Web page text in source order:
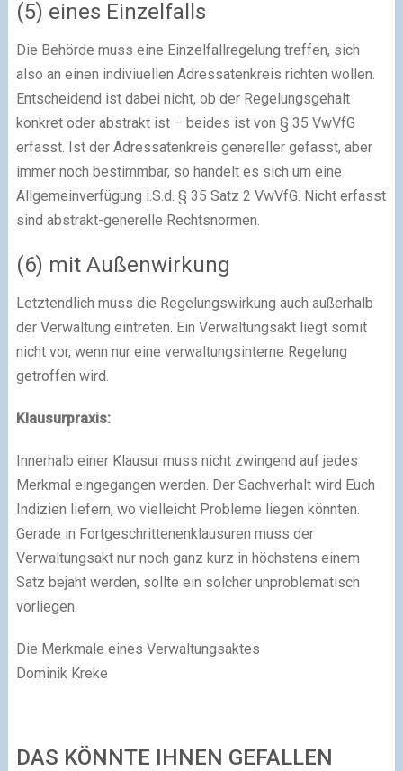
(5) eines Einzelfalls
Die Behörde muss eine Einzelfallregelung treffen, sich
also an einen indiviuellen Adressatenkreis richten wollen.
Entscheidend ist dabei nicht, ob der Regelungsgehalt
konkret oder abstrakt ist – beides ist von § 35 VwVfG
erfasst. Ist der Adressatenkreis genereller gefasst, aber
immer noch bestimmbar, so handelt es sich um eine
Allgemeinverfügung i.S.d. § 35 Satz 2 VwVfG. Nicht erfasst
sind abstrakt-generelle Rechtsnormen.
(6) mit Außenwirkung
Letztendlich muss die Regelungswirkung auch außerhalb
der Verwaltung eintreten. Ein Verwaltungsakt liegt somit
nicht vor, wenn nur eine verwaltungsinterne Regelung
getroffen wird.
Klausurpraxis:
Innerhalb einer Klausur muss nicht zwingend auf jedes
Merkmal eingegangen werden. Der Sachverhalt wird Euch
Indizien liefern, wo vielleicht Probleme liegen könnten.
Gerade in Fortgeschrittenenklausuren muss der
Verwaltungsakt nur noch ganz kurz in höchstens einem
Satz bejaht werden, sollte ein solcher unproblematisch
vorliegen.
Die Merkmale eines Verwaltungsaktes
Dominik Kreke
DAS KÖNNTE IHNEN GEFALLEN